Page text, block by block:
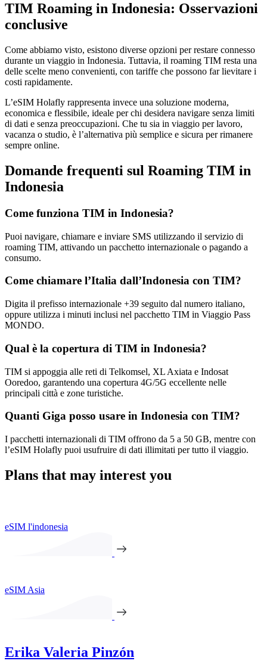
TIM Roaming in Indonesia: Osservazioni
conclusive
Come abbiamo visto, esistono diverse opzioni per restare connesso
durante un viaggio in Indonesia. Tuttavia, il roaming TIM resta una
delle scelte meno convenienti, con tariffe che possono far lievitare i
costi rapidamente.
L’eSIM Holafly rappresenta invece una soluzione moderna,
economica e flessibile, ideale per chi desidera navigare senza limiti
di dati e senza preoccupazioni. Che tu sia in viaggio per lavoro,
vacanza o studio, è l’alternativa più semplice e sicura per rimanere
sempre online.
Domande frequenti sul Roaming TIM in
Indonesia
Come funziona TIM in Indonesia?
Puoi navigare, chiamare e inviare SMS utilizzando il servizio di
roaming TIM, attivando un pacchetto internazionale o pagando a
consumo.
Come chiamare l’Italia dall’Indonesia con TIM?
Digita il prefisso internazionale +39 seguito dal numero italiano,
oppure utilizza i minuti inclusi nel pacchetto TIM in Viaggio Pass
MONDO.
Qual è la copertura di TIM in Indonesia?
TIM si appoggia alle reti di Telkomsel, XL Axiata e Indosat
Ooredoo, garantendo una copertura 4G/5G eccellente nelle
principali città e zone turistiche.
Quanti Giga posso usare in Indonesia con TIM?
I pacchetti internazionali di TIM offrono da 5 a 50 GB, mentre con
l’eSIM Holafly puoi usufruire di dati illimitati per tutto il viaggio.
Plans that may interest you
eSIM l'indonesia
eSIM Asia
Erika Valeria Pinzón